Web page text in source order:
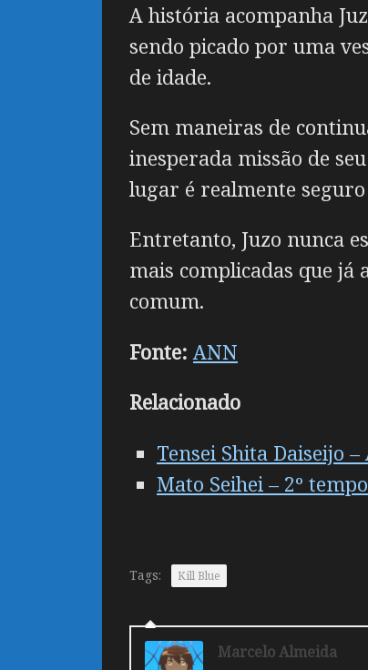
A história acompanha
sendo picado por uma
de idade.
Sem maneiras de
inesperada missão de
lugar é realmente
Entretanto, Juzo nunca
mais complicadas que já
comum.
Fonte: ANN
Relacionado
Tensei Shita Daiseijo
Mato Seihei – 2º
Tags: Kill Blue
Marcelo Almeida